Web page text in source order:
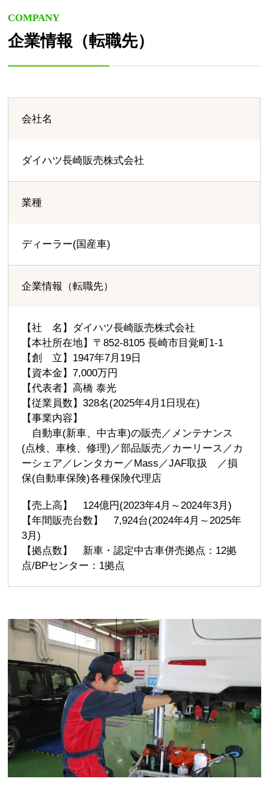
COMPANY
企業情報（転職先）
会社名
ダイハツ長崎販売株式会社
業種
ディーラー(国産車)
企業情報（転職先）
【社 名】ダイハツ長崎販売株式会社
【本社所在地】〒852-8105 長崎市目覚町1-1
【創 立】1947年7月19日
【資本金】7,000万円
【代表者】高橋 泰光
【従業員数】328名(2025年4月1日現在)
【事業内容】
自動車(新車、中古車)の販売／メンテナンス
(点検、車検、修理)／部品販売／カーリース／カ
ーシェア／レンタカー／Mass／JAF取扱 ／損
保(自動車保険)各種保険代理店
【売上高】 124億円(2023年4月～2024年3月)
【年間販売台数】 7,924台(2024年4月～2025年
3月)
【拠点数】 新車・認定中古車併売拠点：12拠
点/BPセンター：1拠点